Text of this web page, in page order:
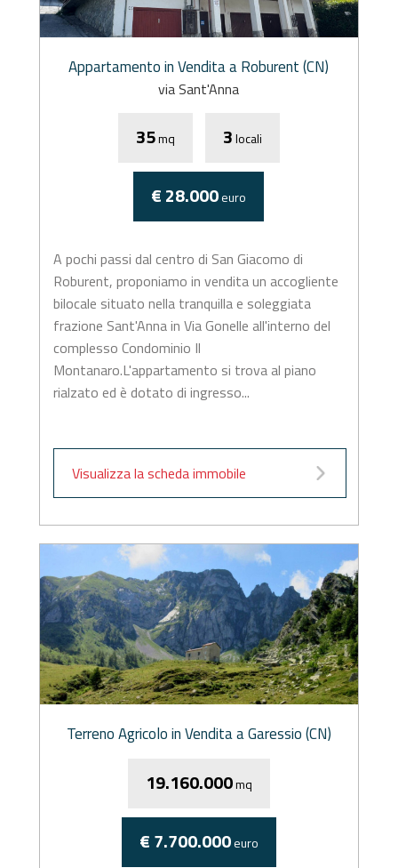
Appartamento in Vendita a Roburent (CN)
via Sant'Anna
35mq 3locali
€ 28.000euro
A pochi passi dal centro di San Giacomo di
Roburent, proponiamo in vendita un accogliente
bilocale situato nella tranquilla e soleggiata
frazione Sant'Anna in Via Gonelle all'interno del
complesso Condominio Il
Montanaro.L'appartamento si trova al piano
rialzato ed è dotato di ingresso...
Visualizza la scheda immobile
Terreno Agricolo in Vendita a Garessio (CN)
19.160.000mq
€ 7.700.000euro